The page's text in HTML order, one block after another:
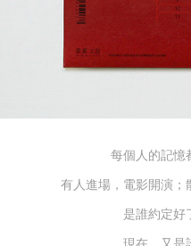
每個人的記憶
有人進場，電影開演；
是誰約定好